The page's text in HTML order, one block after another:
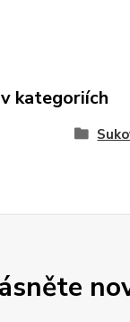
kategoriích